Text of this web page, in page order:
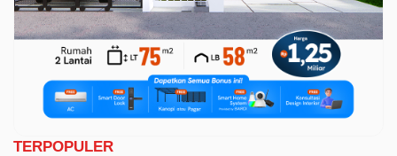
TERPOPULER